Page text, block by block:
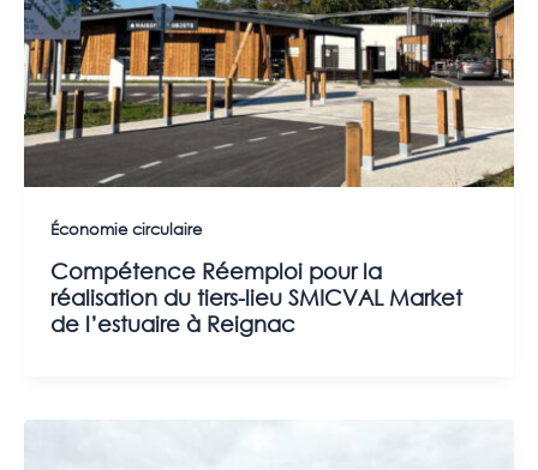
Économie circulaire
Compétence Réemploi pour la
réalisation du tiers-lieu SMICVAL Market
de l’estuaire à Reignac